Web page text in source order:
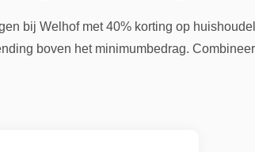
bij Welhof met 40% korting op
boven het minimumbedrag.